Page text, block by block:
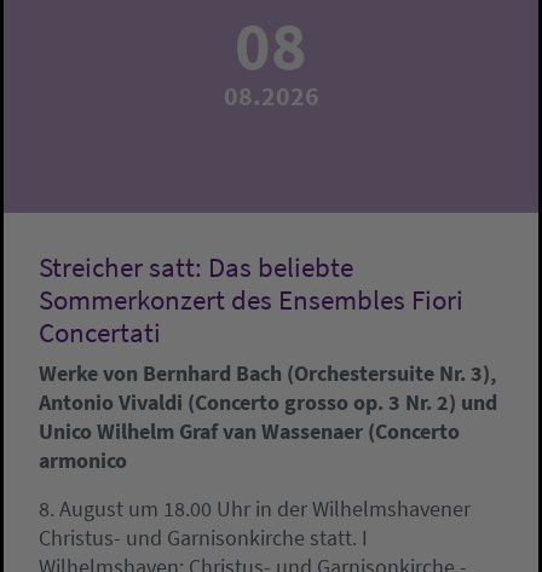
08
08.2026
Streicher satt: Das beliebte
Sommerkonzert des Ensembles Fiori
Concertati
Werke von Bernhard Bach (Orchestersuite Nr. 3),
Antonio Vivaldi (Concerto grosso op. 3 Nr. 2) und
Unico Wilhelm Graf van Wassenaer (Concerto
armonico
8. August um 18.00 Uhr in der Wilhelmshavener
Christus- und Garnisonkirche statt. I